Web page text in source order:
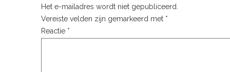
Het e-mailadres wordt niet gepubliceerd.
Vereiste velden zijn gemarkeerd met *
Reactie *